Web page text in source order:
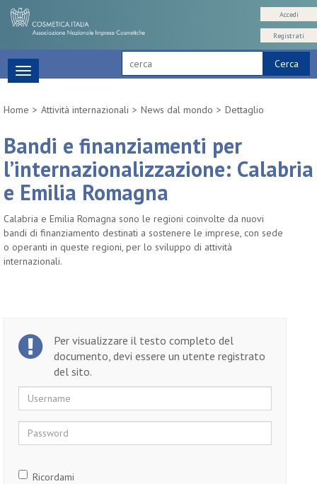
Cerca
Accedi
Registrati
Toggle
navigation
Home
Attività internazionali News dal mondo Dettaglio
Bandi e finanziamenti per
l’internazionalizzazione: Calabria
e Emilia Romagna
Calabria e Emilia Romagna sono le regioni coinvolte da nuovi
bandi di finanziamento destinati a sostenere le imprese, con sede
o operanti in queste regioni, per lo sviluppo di attività
internazionali.
Per visualizzare il testo completo del
documento, devi essere un utente registrato
del sito.
Username
Password
Ricordami